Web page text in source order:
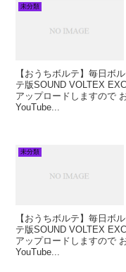
未分類
【おうちボルテ】毎日ボ
テ版SOUND VOLTEX
アップロードしますので
YouTube...
未分類
【おうちボルテ】毎日ボ
テ版SOUND VOLTEX
アップロードしますので
YouTube...